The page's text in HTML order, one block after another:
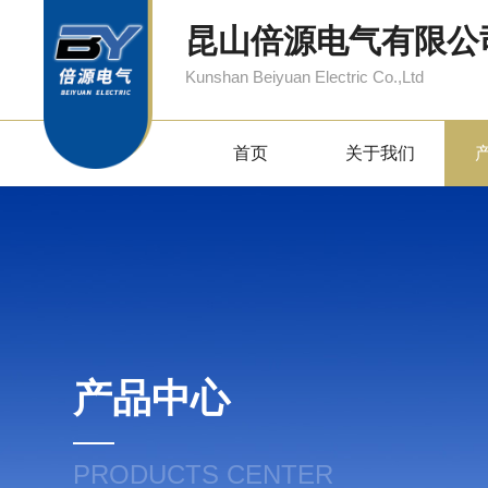
昆山倍源电气有限公
Kunshan Beiyuan Electric Co.,Ltd
首页 关于我们
产品中心
PRODUCTS CENTER